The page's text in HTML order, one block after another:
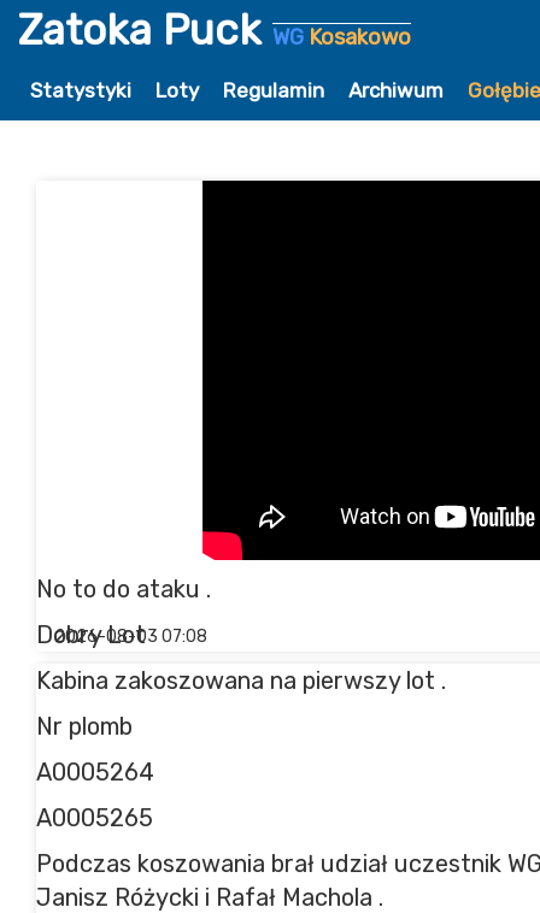
Zatoka Puck WG Kosakowo
Statystyki Loty Regulamin Archiwum
No to do ataku .
Dobry Lot
2026-08-03 07:08
Kabina zakoszowana na pierwszy lot .
Nr plomb
A0005264
A0005265
Podczas koszowania brał udział uczestnik
Janisz Różycki i Rafał Machola .